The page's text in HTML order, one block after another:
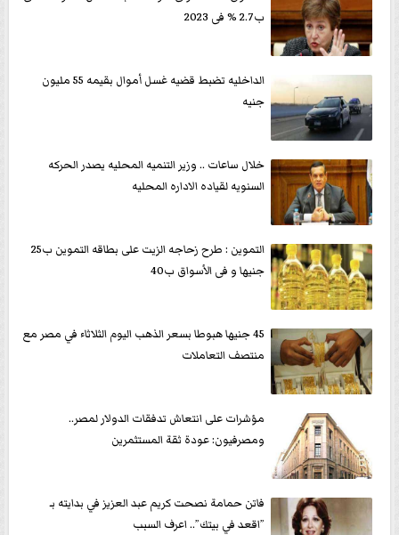
ب2.7 % فى 2023
الداخليه تضبط قضيه غسل أموال بقيمه 55 مليون
جنيه
خلال ساعات .. وزير التنميه المحليه يصدر الحركه
السنويه لقياده الاداره المحليه
التموين : طرح زحاجه الزيت على بطاقه التموين ب25
جنيها و فى الأسواق ب40
45 جنيها هبوطا بسعر الذهب اليوم الثلاثاء في مصر مع
منتصف التعاملات
مؤشرات على انتعاش تدفقات الدولار لمصر..
ومصرفيون: عودة ثقة المستثمرين
فاتن حمامة نصحت كريم عبد العزيز في بدايته بـ
”اقعد في بيتك”.. اعرف السبب